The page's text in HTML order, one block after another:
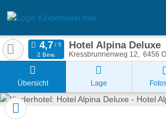
Hotel Alpina Deluxe
Kressbrunnenweg 12 6456
2 Bew.
Übersicht Lage